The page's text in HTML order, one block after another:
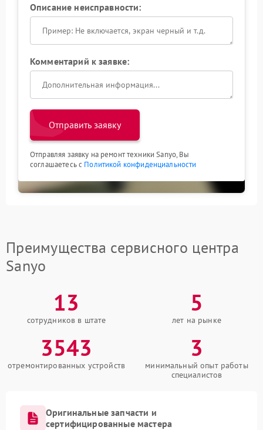
Описание неисправности:
Комментарий к заявке:
Отправить заявку
Отправляя заявку на ремонт техники Sanyo, Вы
соглашаетесь с Политикой конфиденциальности
Преимущества сервисного центра
Sanyo
13
сотрудников в штате
5
лет на рынке
3543
отремонтированных устройств
3
минимальный опыт работы
специалистов
Оригинальные запчасти и
сертифицированные мастера